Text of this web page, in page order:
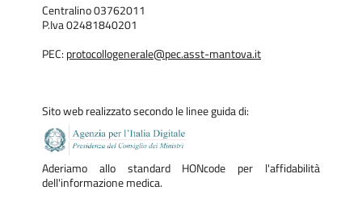
Centralino 03762011
P.Iva 02481840201
PEC: protocollogenerale@pec.asst-mantova.it
Sito web realizzato secondo le linee guida di:
Aderiamo allo standard HONcode per l'affidabilità
dell'informazione medica.